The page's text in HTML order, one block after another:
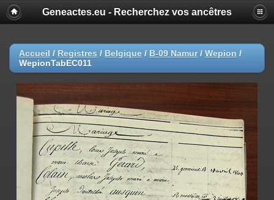
Geneactes.eu - Recherchez vos ancêtres
Accueil / Registres / Belgique / B-09 Namur/ Wepion /
WepionTabEC011